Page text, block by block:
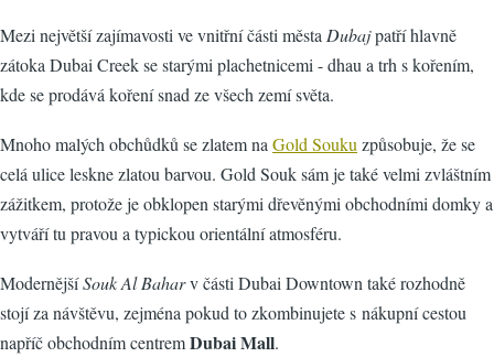
Mezi největší zajímavosti ve vnitřní části města Dubajpatří hlavně
zátoka Dubai Creek se starými plachetnicemi - dhau a trh s kořením,
kde se prodává koření snad ze všech zemí světa.
Mnoho malých obchůdků se zlatem na Gold Souku způsobuje, že se
celá ulice leskne zlatou barvou. Gold Souk sám je také velmi zvláštním
zážitkem, protože je obklopen starými dřevěnými obchodními domky a
vytváří tu pravou a typickou orientální atmosféru.
ModernějšíSouk Al Baharv části Dubai Downtown také rozhodně
stojí za návštěvu, zejména pokud to zkombinujete s nákupní cestou
napříč obchodním centremDubai Mall.